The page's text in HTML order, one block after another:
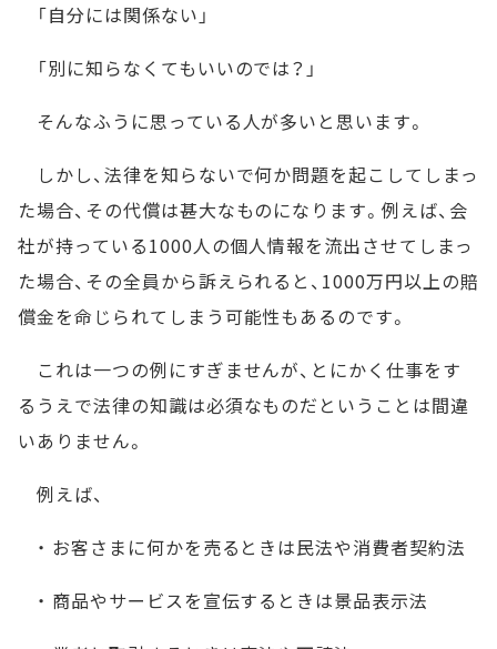
「自分には関係ない」
「別に知らなくてもいいのでは？」
そんなふうに思っている人が多いと思います。
しかし、法律を知らないで何か問題を起こしてしまっ
た場合、その代償は甚大なものになります。例えば、会
社が持っている1000人の個人情報を流出させてしまっ
た場合、その全員から訴えられると、1000万円以上の賠
償金を命じられてしまう可能性もあるのです。
これは一つの例にすぎませんが、とにかく仕事をす
るうえで法律の知識は必須なものだということは間違
いありません。
例えば、
・ お客さまに何かを売るときは民法や消費者契約法
・ 商品やサービスを宣伝するときは景品表示法